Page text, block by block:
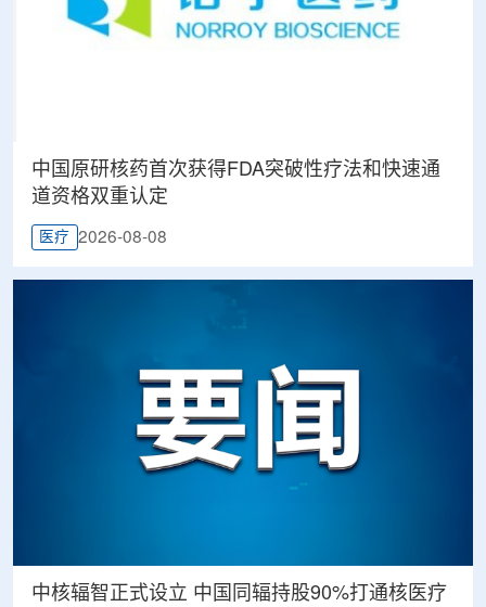
中国原研核药首次获得FDA突破性疗法和快速通
道资格双重认定
医疗 2026-08-08
中核辐智正式设立 中国同辐持股90%打通核医疗